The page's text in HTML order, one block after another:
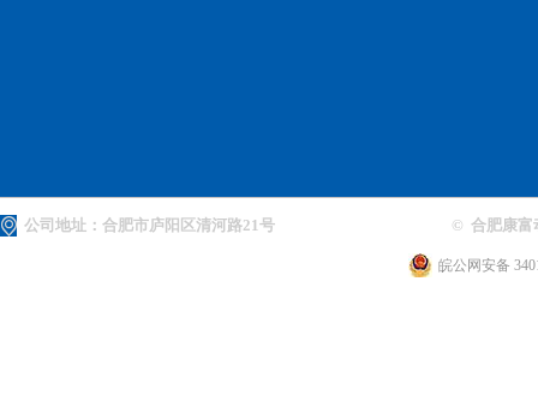
公司地址：合肥市庐阳区清河路21号 © 合肥康
皖公网安备